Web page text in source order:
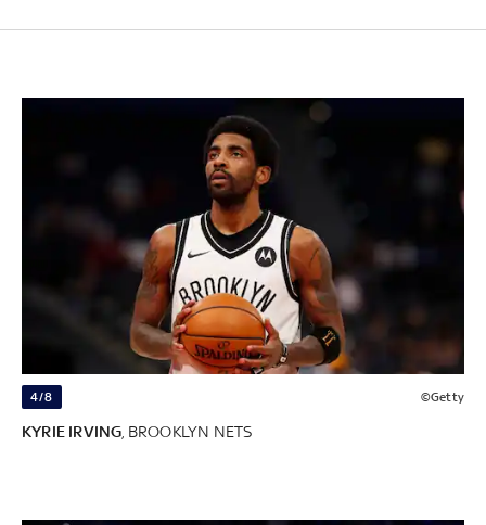
4/8 ©Getty
KYRIE IRVING , BROOKLYN NETS